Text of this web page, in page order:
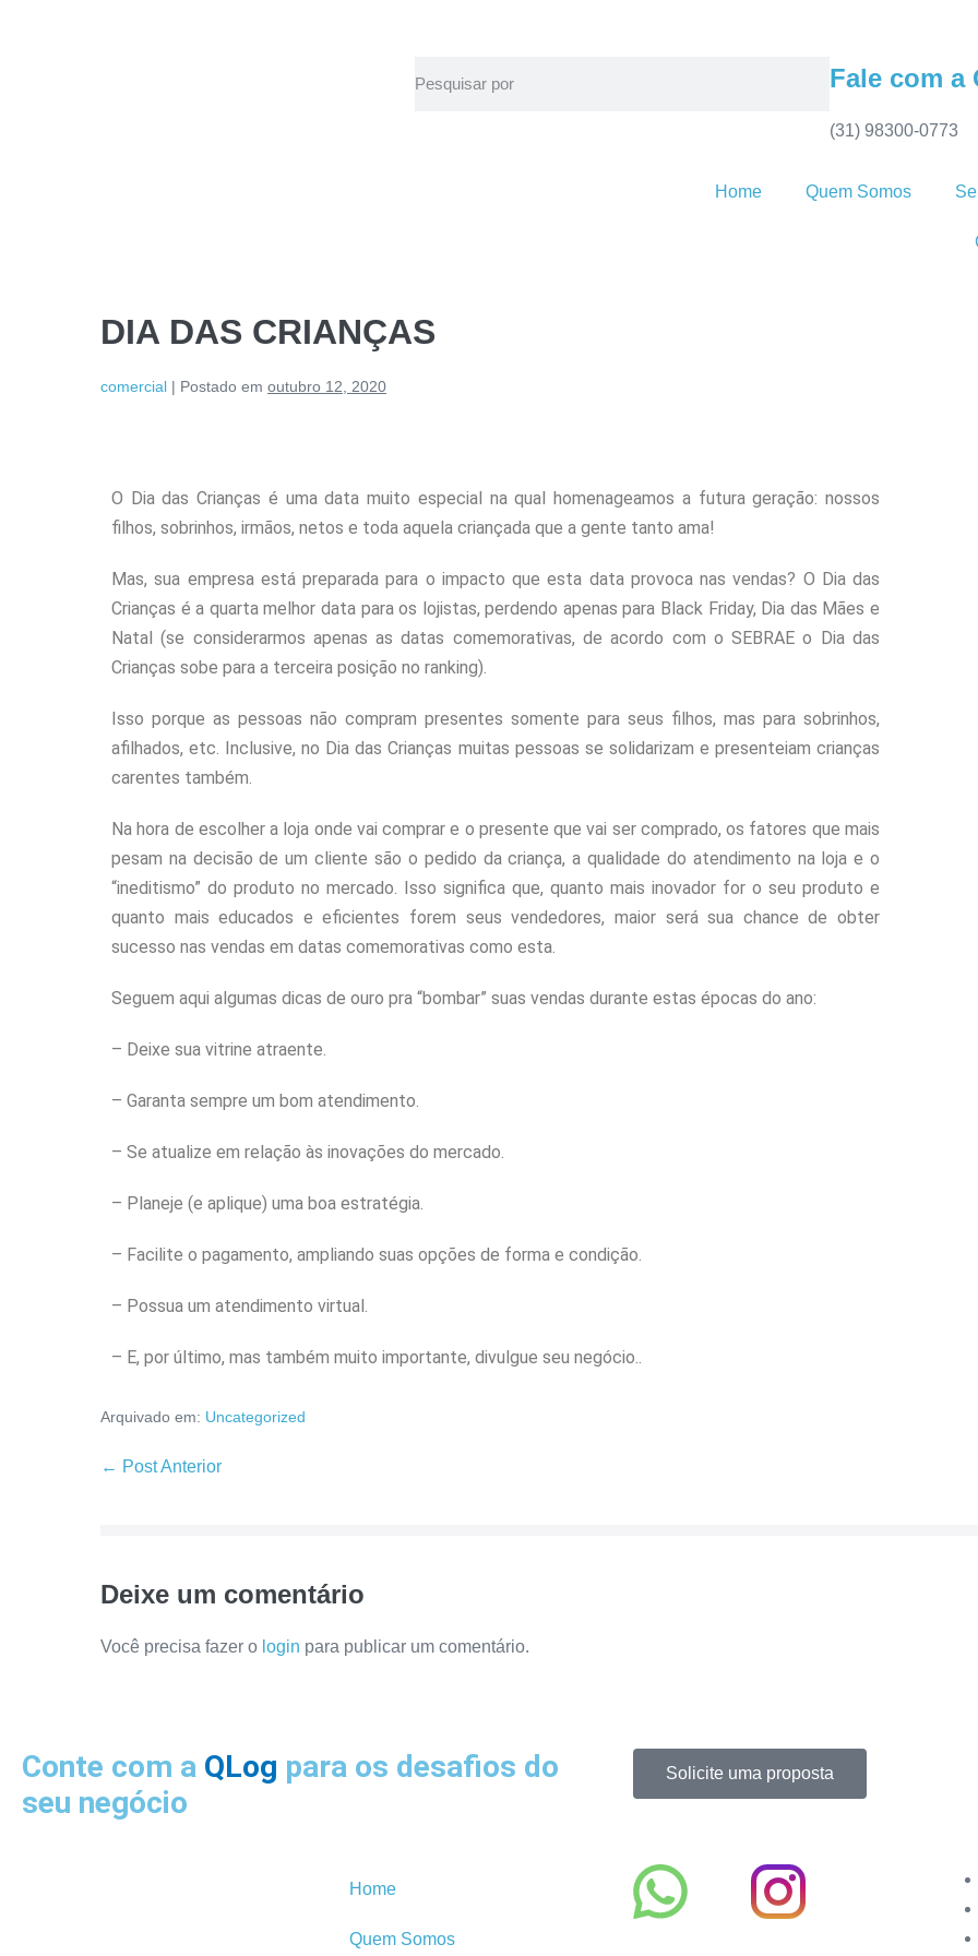
Fale com a
(31) 98300-0773
Home Quem Somos
DIA DAS CRIANÇAS
comercial | Postado em outubro 12, 2020
O Dia das Crianças é uma data muito especial na qual homenageamos a futura geração: nossos
filhos, sobrinhos, irmãos, netos e toda aquela criançada que a gente tanto ama!
Mas, sua empresa está preparada para o impacto que esta data provoca nas vendas? O Dia das
Crianças é a quarta melhor data para os lojistas, perdendo apenas para Black Friday, Dia das Mães e
Natal (se considerarmos apenas as datas comemorativas, de acordo com o SEBRAE o Dia das
Crianças sobe para a terceira posição no ranking).
Isso porque as pessoas não compram presentes somente para seus filhos, mas para sobrinhos,
afilhados, etc. Inclusive, no Dia das Crianças muitas pessoas se solidarizam e presenteiam crianças
carentes também.
Na hora de escolher a loja onde vai comprar e o presente que vai ser comprado, os fatores que mais
pesam na decisão de um cliente são o pedido da criança, a qualidade do atendimento na loja e o
“ineditismo” do produto no mercado. Isso significa que, quanto mais inovador for o seu produto e
quanto mais educados e eficientes forem seus vendedores, maior será sua chance de obter
sucesso nas vendas em datas comemorativas como esta.
Seguem aqui algumas dicas de ouro pra “bombar” suas vendas durante estas épocas do ano:
– Deixe sua vitrine atraente.
– Garanta sempre um bom atendimento.
– Se atualize em relação às inovações do mercado.
– Planeje (e aplique) uma boa estratégia.
– Facilite o pagamento, ampliando suas opções de forma e condição.
– Possua um atendimento virtual.
– E, por último, mas também muito importante, divulgue seu negócio..
Arquivado em: Uncategorized
← Post Anterior
Deixe um comentário
Você precisa fazer o login para publicar um comentário.
Conte com a QLog para os desafios do
seu negócio
Solicite uma proposta
Home
Quem Somos